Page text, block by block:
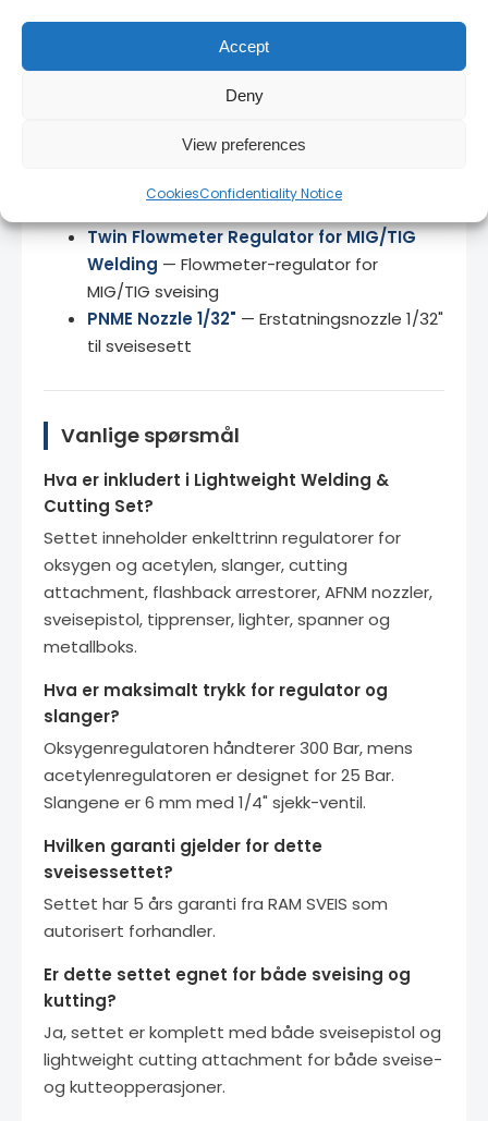
Accept
Deny
View preferences
CookiesConfidentiality Notice
Relaterte produkter
Regulator for Argon/CO2 (0-25L/min) -
Precision Gas Control — Argon/CO2-
Twin Flowmeter Regulator for MIG/TIG
Welding — Flowmeter-regulator for
MIG/TIG sveising
PNME Nozzle 1/32" — Erstatningsnozzle 1/32"
til sveisesett
Vanlige spørsmål
Hva er inkludert i Lightweight Welding &
Cutting Set?
Settet inneholder enkelttrinn regulatorer for
oksygen og acetylen, slanger, cutting
attachment, flashback arrestorer, AFNM nozzler,
sveisepistol, tipprenser, lighter, spanner og
metallboks.
Hva er maksimalt trykk for regulator og
slanger?
Oksygenregulatoren håndterer 300 Bar, mens
acetylenregulatoren er designet for 25 Bar.
Slangene er 6 mm med 1/4" sjekk-ventil.
Hvilken garanti gjelder for dette
sveisessettet?
Settet har 5 års garanti fra RAM SVEIS som
autorisert forhandler.
Er dette settet egnet for både sveising og
kutting?
Ja, settet er komplett med både sveisepistol og
lightweight cutting attachment for både sveise-
og kutteopperasjoner.